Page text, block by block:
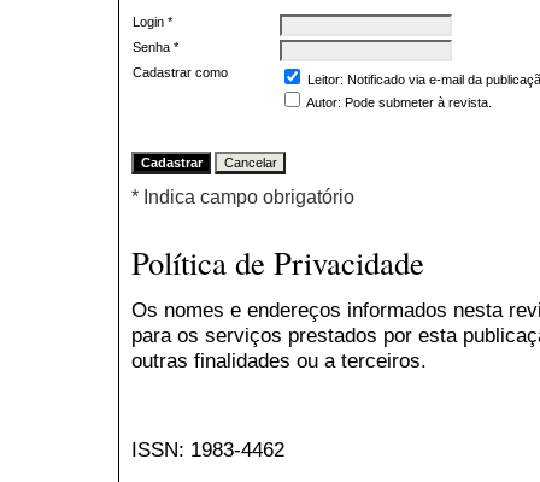
Login *
Senha *
Cadastrar como
Leitor: Notificado via e-mail da
Autor: Pode submeter à revista.
* Indica campo obrigatório
Política de Privacidade
Os nomes e endereços informados nesta
para os serviços prestados por esta
outras finalidades ou a terceiros.
ISSN: 1983-4462